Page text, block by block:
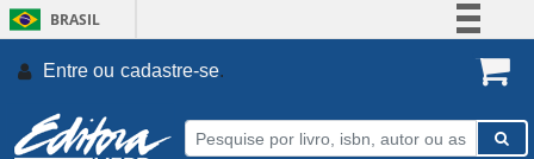
BRASIL
Participe
Entre ou cadastre-se.